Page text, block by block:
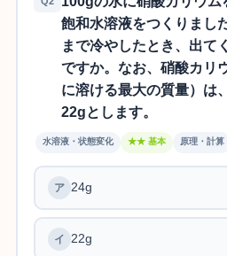
飽和水溶液をつくりまし
まで冷やしたとき、出て
ですか。なお、硝酸カリ
に溶ける最大の質量）
22gとします。
水溶液・状態変化 ★★ 基本 原理・計算
24g
22g